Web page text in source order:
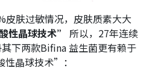
皮肤过敏情况，皮肤质素大大
性晶球技术” 所以，27年连续
下两款Bifina 益生菌更有赖于
晶球技术”：